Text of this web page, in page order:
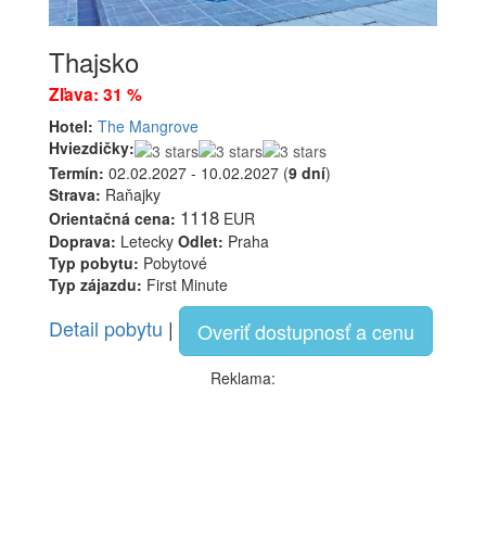
Thajsko
Zľava: 31 %
Hotel: The Mangrove
Hviezdičky:
Termín: 02.02.2027 - 10.02.2027 (9 dní)
Strava: Raňajky
Orientačná cena: 1118 EUR
Doprava: Letecky Odlet: Praha
Typ pobytu: Pobytové
Typ zájazdu: First Minute
Detail pobytu | Overiť dostupnosť a cenu
Reklama: